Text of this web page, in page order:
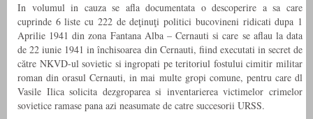
In volumul in cauza se afla documentata o descoperire a sa care
cuprinde 6 liste cu 222 de deţinuţi politici bucovineni ridicati dupa 1
Aprilie 1941 din zona Fantana Alba – Cernauti si care se aflau la data
de 22 iunie 1941 in închisoarea din Cernauti, fiind executati in secret de
către NKVD-ul sovietic si ingropati pe teritoriul fostului cimitir militar
roman din orasul Cernauti, in mai multe gropi comune, pentru care dl
Vasile Ilica solicita dezgroparea si inventarierea victimelor crimelor
sovietice ramase pana azi neasumate de catre succesorii URSS.